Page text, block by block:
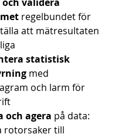
regelbundet för
att mätresultaten
statistisk
med
och larm för
och agera på data:
rotorsaker till